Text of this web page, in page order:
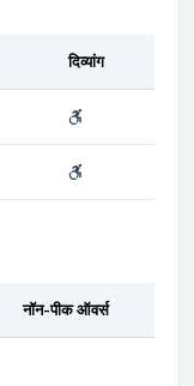
दिव्यांग
नॉन-पीक ऑवर्स